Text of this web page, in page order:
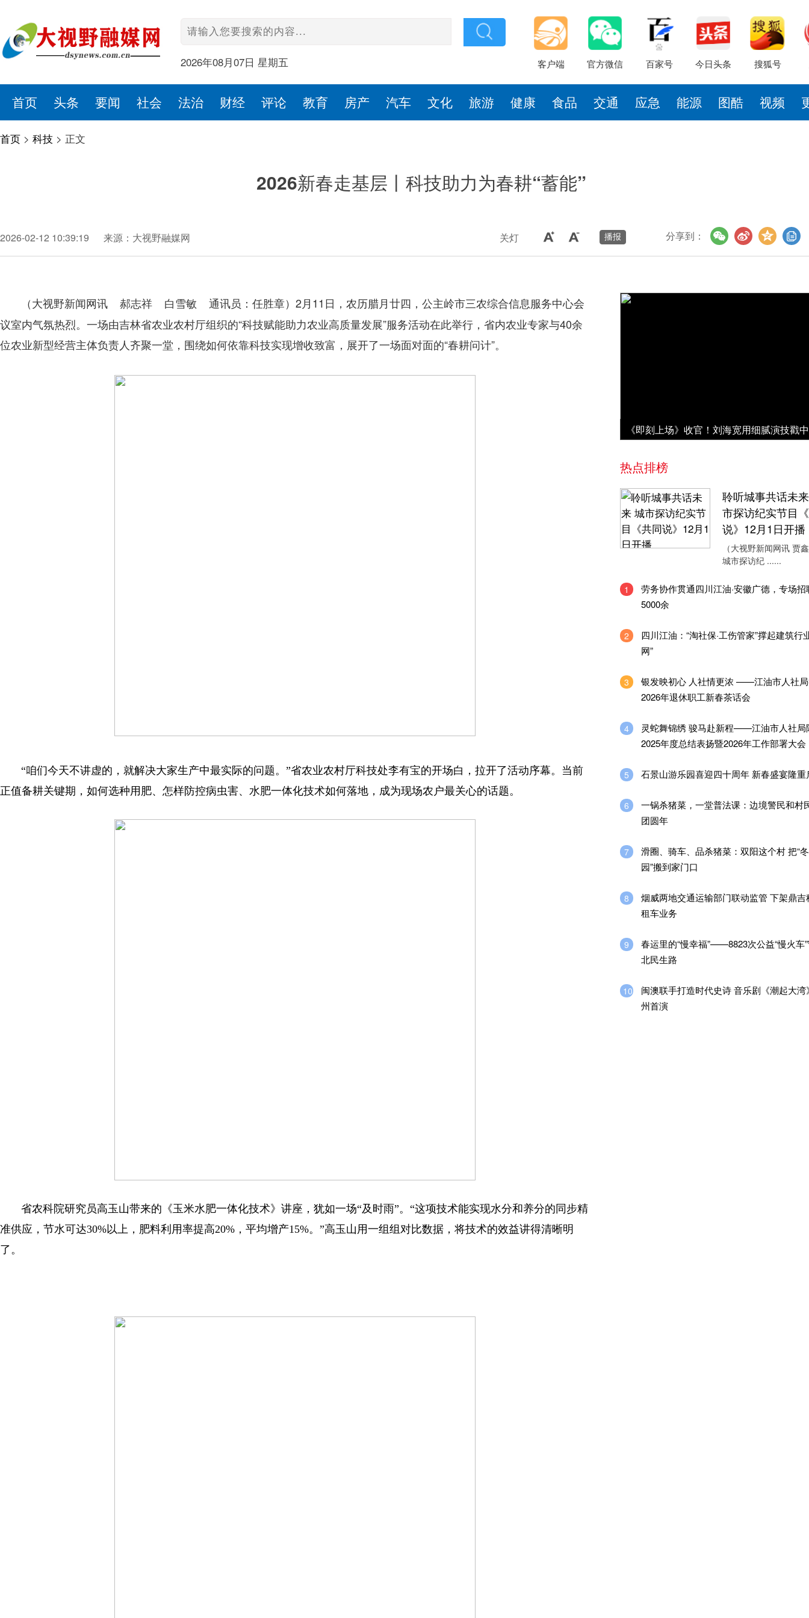
2026年08月07日 星期五 客户端 官方微信 百家号 今日头条 搜狐号
首页 头条 要闻 社会 法治 财经 评论 教育 房产 汽车 文化 旅游 健康 食品 交通 应急 能源 图酷 视频
首页 > 科技 > 正文
2026新春走基层丨科技助力为春耕“蓄能”
2026-02-12 10:39:19 来源：大视野融媒网 关灯 分享到：
（大视野新闻网讯 郝志祥 白雪敏 通讯员：任胜章） 2月11日，农历腊月廿四，公主岭市三农综合信息服务中心会
议室内气氛热烈。一场由吉林省农业农村厅组织的“科技赋能助力农业高质量发展”服务活动在此举行，省内农业专家与40余
位农业新型经营主体负责人齐聚一堂，围绕如何依靠科技实现增收致富，展开了一场面对面的“春耕问计”。
“咱们今天不讲虚的，就解决大家生产中最实际的问题。”省农业农村厅科技处李有宝的开场白，拉开了活动序幕。当前
正值备耕关键期，如何选种用肥、怎样防控病虫害、水肥一体化技术如何落地，成为现场农户最关心的话题。
省农科院研究员高玉山带来的《玉米水肥一体化技术》讲座，犹如一场“及时雨”。“这项技术能实现水分和养分的同步精
准供应，节水可达30%以上，肥料利用率提高20%，平均增产15%。”高玉山用一组组对比数据，将技术的效益讲得清晰明
了。
热点排榜
聆听城事共话未
市探访纪实节目
说》12月1日开播
（大视野新闻网讯 贾
城市探访纪 ......
1
劳务协作贯通四川江油·安徽广德，专场
5000余
2
四川江油：“淘社保·工伤管家”撑起建筑行
网”
3
银发映初心 人社情更浓 ——江油市人社
2026年退休职工新春茶话会
4
灵蛇舞锦绣 骏马赴新程——江油市人社局
2025年度总结表扬暨2026年工作部署大会
5 石景山游乐园喜迎四十周年 新春盛宴隆重
6
一锅杀猪菜，一堂普法课：边境警民和村
团圆年
7
滑圈、骑车、品杀猪菜：双阳这个村 把“
园”搬到家门口
8
烟威两地交通运输部门联动监管 下架鼎吉
租车业务
9
春运里的“慢幸福”——8823次公益“慢火车
北民生路
10
闽澳联手打造时代史诗 音乐剧《潮起大湾
州首演